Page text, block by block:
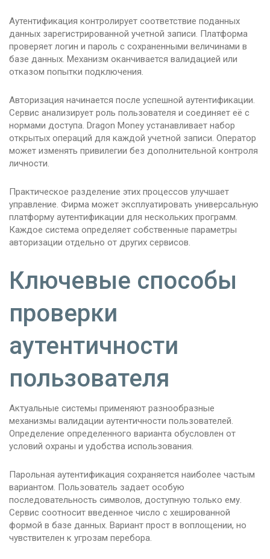
Аутентификация контролирует соответствие поданных
данных зарегистрированной учетной записи. Платформа
проверяет логин и пароль с сохраненными величинами в
базе данных. Механизм оканчивается валидацией или
отказом попытки подключения.
Авторизация начинается после успешной аутентификации.
Сервис анализирует роль пользователя и соединяет её с
нормами доступа. Dragon Money устанавливает набор
открытых операций для каждой учетной записи. Оператор
может изменять привилегии без дополнительной контроля
личности.
Практическое разделение этих процессов улучшает
управление. Фирма может эксплуатировать универсальную
платформу аутентификации для нескольких программ.
Каждое система определяет собственные параметры
авторизации отдельно от других сервисов.
Ключевые способы
проверки
аутентичности
пользователя
Актуальные системы применяют разнообразные
механизмы валидации аутентичности пользователей.
Определение определенного варианта обусловлен от
условий охраны и удобства использования.
Парольная аутентификация сохраняется наиболее частым
вариантом. Пользователь задает особую
последовательность символов, доступную только ему.
Сервис соотносит введенное число с хешированной
формой в базе данных. Вариант прост в воплощении, но
чувствителен к угрозам перебора.